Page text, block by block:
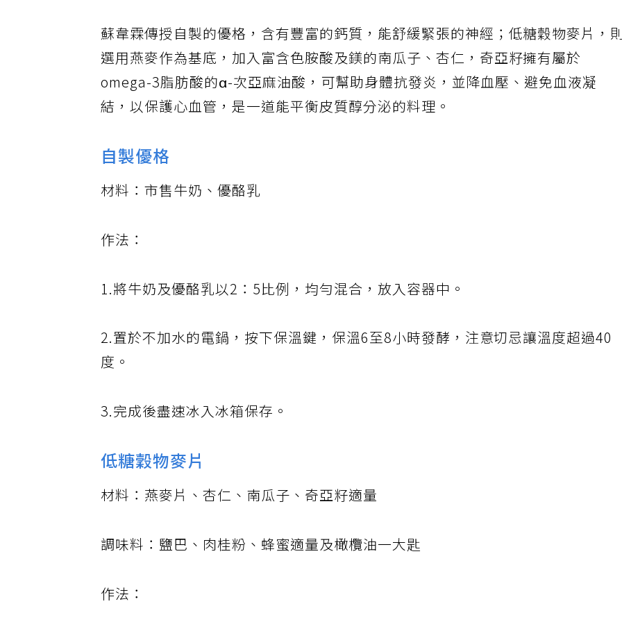
蘇韋霖傳授自製的優格，含有豐富的鈣質，能舒緩緊張的神經；低糖穀物麥片，
選用燕麥作為基底，加入富含色胺酸及鎂的南瓜子、杏仁，奇亞籽擁有屬於
omega-3脂肪酸的α-次亞麻油酸，可幫助身體抗發炎，並降血壓、避免血液凝
結，以保護心血管，是一道能平衡皮質醇分泌的料理。
自製優格
材料：市售牛奶、優酪乳
作法：
1.將牛奶及優酪乳以2：5比例，均勻混合，放入容器中。
2.置於不加水的電鍋，按下保溫鍵，保溫6至8小時發酵，注意切忌讓溫度超過40
度。
3.完成後盡速冰入冰箱保存。
低糖穀物麥片
材料：燕麥片、杏仁、南瓜子、奇亞籽適量
調味料：鹽巴、肉桂粉、蜂蜜適量及橄欖油一大匙
作法：